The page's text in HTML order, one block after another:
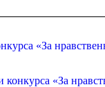
«За
«За